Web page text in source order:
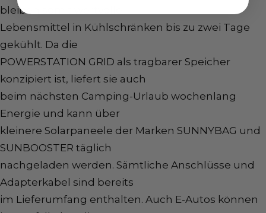
bleiben somit wertvolle
Lebensmittel in Kühlschränken bis zu zwei Tage
gekühlt. Da die
POWERSTATION GRID als tragbarer Speicher
konzipiert ist, liefert sie auch
beim nächsten Camping-Urlaub wochenlang
Energie und kann über
kleinere Solarpaneele der Marken SUNNYBAG und
SUNBOOSTER täglich
nachgeladen werden. Sämtliche Anschlüsse und
Adapterkabel sind bereits
im Lieferumfang enthalten. Auch E-Autos können